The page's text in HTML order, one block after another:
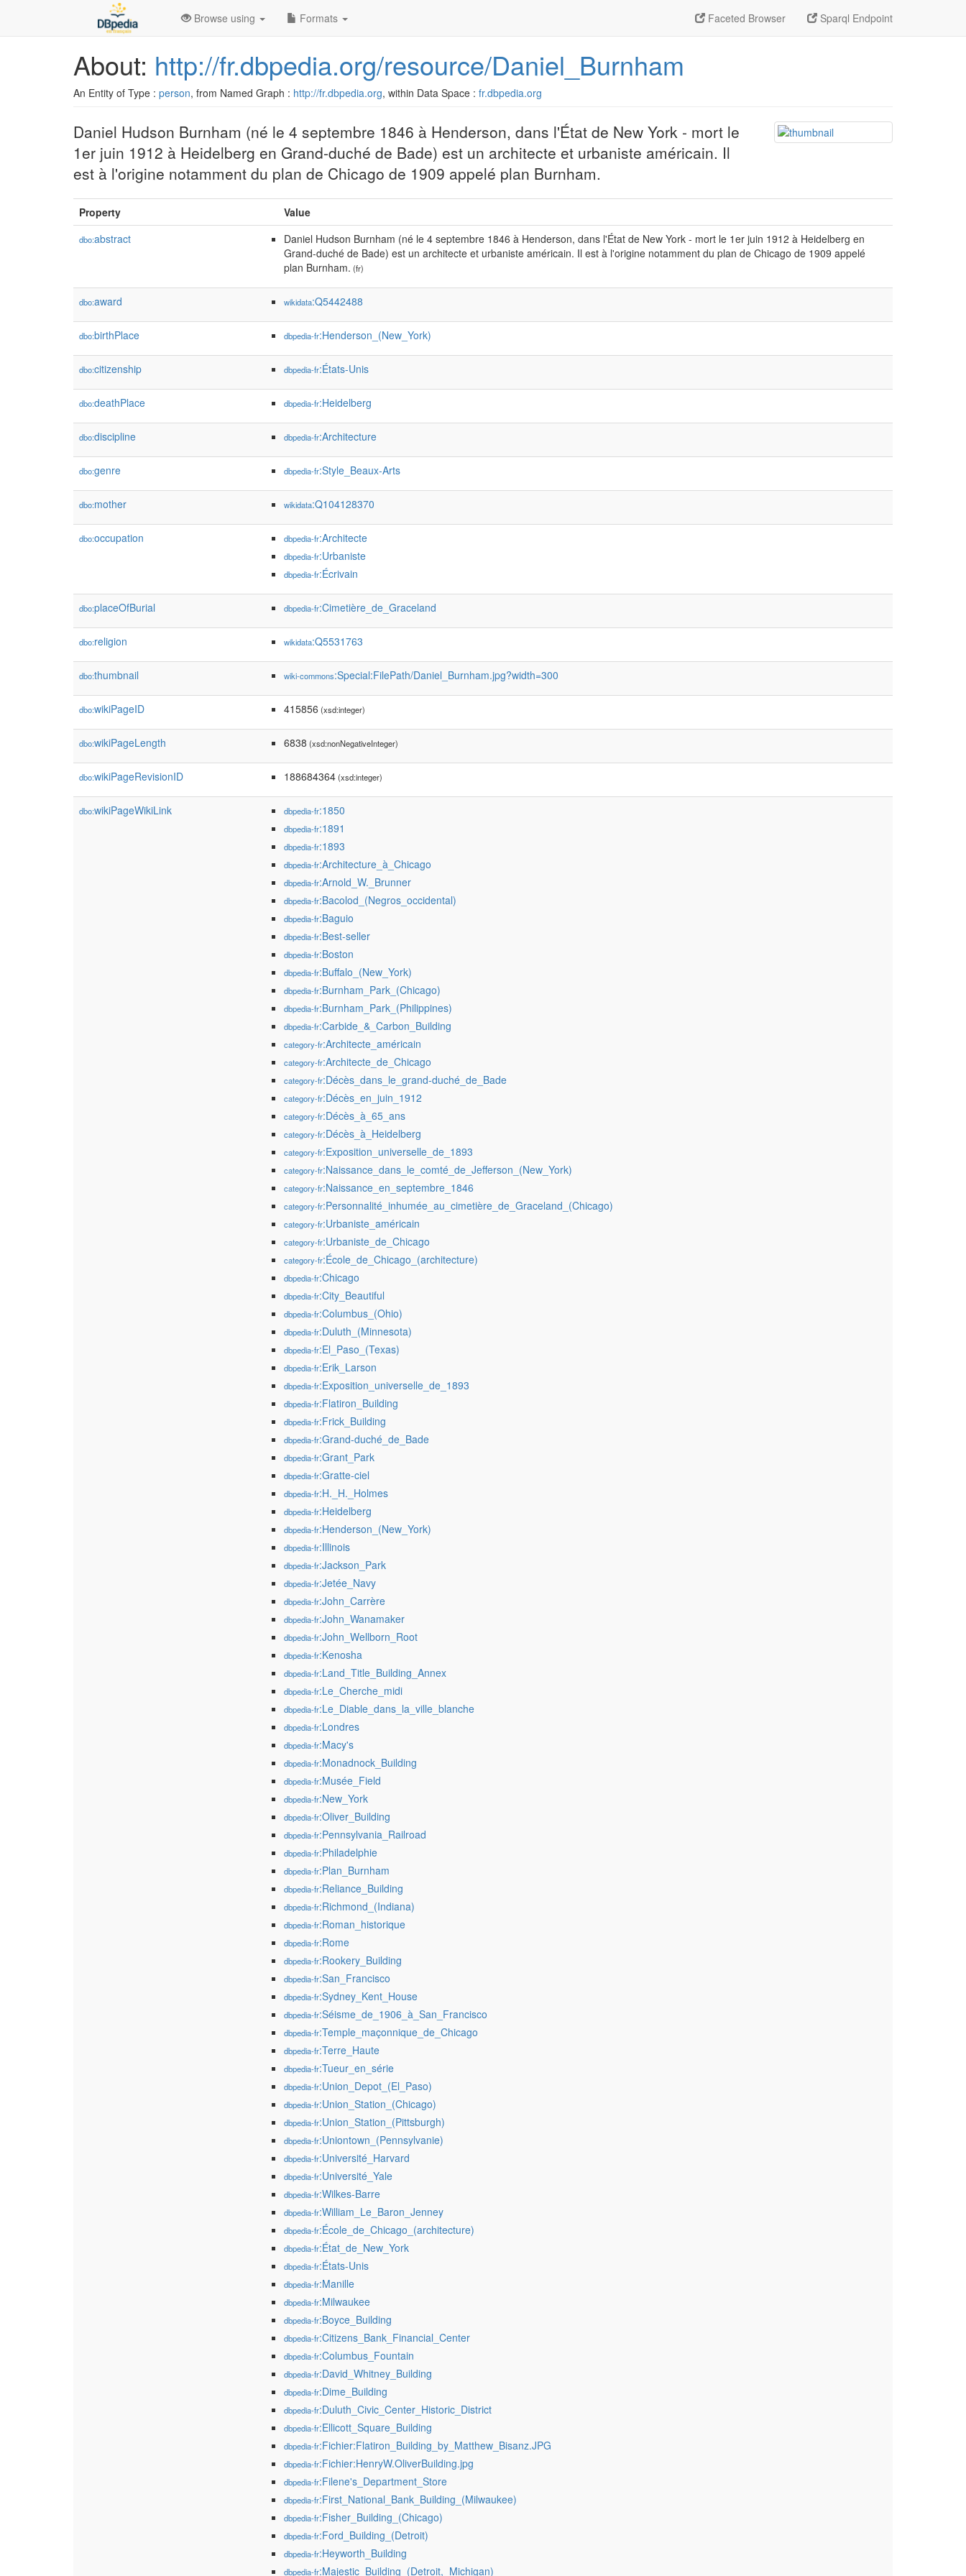
Faceted Browser Sparql Endpoint
Browse using Formats
About: http://fr.dbpedia.org/resource/Daniel_Burnham
An Entity of Type : person, from Named Graph : http://fr.dbpedia.org, within Data Space : fr.dbpedia.org
Daniel Hudson Burnham (né le 4 septembre 1846 à Henderson, dans l'État de New York - mort le
1er juin 1912 à Heidelberg en Grand-duché de Bade) est un architecte et urbaniste américain. Il
est à l'origine notamment du plan de Chicago de 1909 appelé plan Burnham.
Property Value
dbo:abstract
Daniel Hudson Burnham (né le 4 septembre 1846 à Henderson, dans l'État de New York - mort le 1er juin 1912 à Heidelberg en
Grand-duché de Bade) est un architecte et urbaniste américain. Il est à l'origine notamment du plan de Chicago de 1909 appelé
plan Burnham. (fr)
dbo:award wikidata:Q5442488
dbo:birthPlace dbpedia-fr:Henderson_(New_York)
dbo:citizenship dbpedia-fr:États-Unis
dbo:deathPlace dbpedia-fr:Heidelberg
dbo:discipline dbpedia-fr:Architecture
dbo:genre dbpedia-fr:Style_Beaux-Arts
dbo:mother wikidata:Q104128370
dbo:occupation dbpedia-fr:Architecte
dbpedia-fr:Urbaniste
dbpedia-fr:Écrivain
dbo:placeOfBurial dbpedia-fr:Cimetière_de_Graceland
dbo:religion wikidata:Q5531763
dbo:thumbnail wiki-commons:Special:FilePath/Daniel_Burnham.jpg?width=300
dbo:wikiPageID 415856 (xsd:integer)
dbo:wikiPageLength 6838 (xsd:nonNegativeInteger)
dbo:wikiPageRevisionID 188684364(xsd:integer)
dbo:wikiPageWikiLink dbpedia-fr:1850
dbpedia-fr:1891
dbpedia-fr:1893
dbpedia-fr:Architecture_à_Chicago
dbpedia-fr:Arnold_W._Brunner
dbpedia-fr:Bacolod_(Negros_occidental)
dbpedia-fr:Baguio
dbpedia-fr:Best-seller
dbpedia-fr:Boston
dbpedia-fr:Buffalo_(New_York)
dbpedia-fr:Burnham_Park_(Chicago)
dbpedia-fr:Burnham_Park_(Philippines)
dbpedia-fr:Carbide_&_Carbon_Building
category-fr:Architecte_américain
category-fr:Architecte_de_Chicago
category-fr:Décès_dans_le_grand-duché_de_Bade
category-fr:Décès_en_juin_1912
category-fr:Décès_à_65_ans
category-fr:Décès_à_Heidelberg
category-fr:Exposition_universelle_de_1893
category-fr:Naissance_dans_le_comté_de_Jefferson_(New_York)
category-fr:Naissance_en_septembre_1846
category-fr:Personnalité_inhumée_au_cimetière_de_Graceland_(Chicago)
category-fr:Urbaniste_américain
category-fr:Urbaniste_de_Chicago
category-fr:École_de_Chicago_(architecture)
dbpedia-fr:Chicago
dbpedia-fr:City_Beautiful
dbpedia-fr:Columbus_(Ohio)
dbpedia-fr:Duluth_(Minnesota)
dbpedia-fr:El_Paso_(Texas)
dbpedia-fr:Erik_Larson
dbpedia-fr:Exposition_universelle_de_1893
dbpedia-fr:Flatiron_Building
dbpedia-fr:Frick_Building
dbpedia-fr:Grand-duché_de_Bade
dbpedia-fr:Grant_Park
dbpedia-fr:Gratte-ciel
dbpedia-fr:H._H._Holmes
dbpedia-fr:Heidelberg
dbpedia-fr:Henderson_(New_York)
dbpedia-fr:Illinois
dbpedia-fr:Jackson_Park
dbpedia-fr:Jetée_Navy
dbpedia-fr:John_Carrère
dbpedia-fr:John_Wanamaker
dbpedia-fr:John_Wellborn_Root
dbpedia-fr:Kenosha
dbpedia-fr:Land_Title_Building_Annex
dbpedia-fr:Le_Cherche_midi
dbpedia-fr:Le_Diable_dans_la_ville_blanche
dbpedia-fr:Londres
dbpedia-fr:Macy's
dbpedia-fr:Monadnock_Building
dbpedia-fr:Musée_Field
dbpedia-fr:New_York
dbpedia-fr:Oliver_Building
dbpedia-fr:Pennsylvania_Railroad
dbpedia-fr:Philadelphie
dbpedia-fr:Plan_Burnham
dbpedia-fr:Reliance_Building
dbpedia-fr:Richmond_(Indiana)
dbpedia-fr:Roman_historique
dbpedia-fr:Rome
dbpedia-fr:Rookery_Building
dbpedia-fr:San_Francisco
dbpedia-fr:Sydney_Kent_House
dbpedia-fr:Séisme_de_1906_à_San_Francisco
dbpedia-fr:Temple_maçonnique_de_Chicago
dbpedia-fr:Terre_Haute
dbpedia-fr:Tueur_en_série
dbpedia-fr:Union_Depot_(El_Paso)
dbpedia-fr:Union_Station_(Chicago)
dbpedia-fr:Union_Station_(Pittsburgh)
dbpedia-fr:Uniontown_(Pennsylvanie)
dbpedia-fr:Université_Harvard
dbpedia-fr:Université_Yale
dbpedia-fr:Wilkes-Barre
dbpedia-fr:William_Le_Baron_Jenney
dbpedia-fr:École_de_Chicago_(architecture)
dbpedia-fr:État_de_New_York
dbpedia-fr:États-Unis
dbpedia-fr:Manille
dbpedia-fr:Milwaukee
dbpedia-fr:Boyce_Building
dbpedia-fr:Citizens_Bank_Financial_Center
dbpedia-fr:Columbus_Fountain
dbpedia-fr:David_Whitney_Building
dbpedia-fr:Dime_Building
dbpedia-fr:Duluth_Civic_Center_Historic_District
dbpedia-fr:Ellicott_Square_Building
dbpedia-fr:Fichier:Flatiron_Building_by_Matthew_Bisanz.JPG
dbpedia-fr:Fichier:HenryW.OliverBuilding.jpg
dbpedia-fr:Filene's_Department_Store
dbpedia-fr:First_National_Bank_Building_(Milwaukee)
dbpedia-fr:Fisher_Building_(Chicago)
dbpedia-fr:Ford_Building_(Detroit)
dbpedia-fr:Heyworth_Building
dbpedia-fr:Majestic_Building_(Detroit,_Michigan)